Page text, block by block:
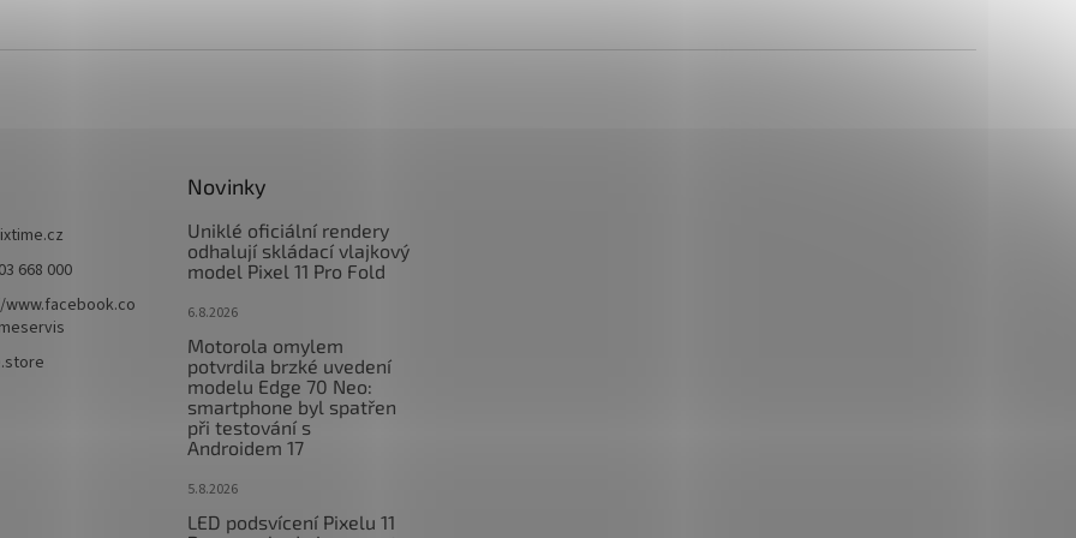
668 000
Novinky
Uniklé oficiální rendery
odhalují skládací vlajkový
model Pixel 11 Pro Fold
6.8.2026
Motorola omylem
potvrdila brzké uvedení
modelu Edge 70 Neo:
smartphone byl spatřen
při testování s
Androidem 17
5.8.2026
LED podsvícení Pixelu 11